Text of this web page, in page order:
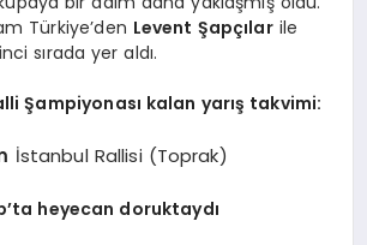
Türkiye’den Levent Şapçılarile
sırada yer aldı.
Şampiyonası kalan yarış takvimi:
İstanbul Rallisi (Toprak)
heyecan doruktaydı